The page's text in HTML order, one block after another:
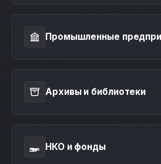
Промышленные
Архивы и библиотеки
НКО и фонды